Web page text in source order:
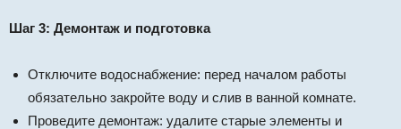
Шаг 3: Демонтаж и подготовка
Отключите водоснабжение: перед началом работы
обязательно закройте воду и слив в ванной комнате.
Проведите демонтаж: удалите старые элементы и